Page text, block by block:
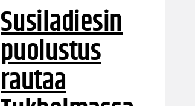
Susiladiesin
puolustus
rautaa